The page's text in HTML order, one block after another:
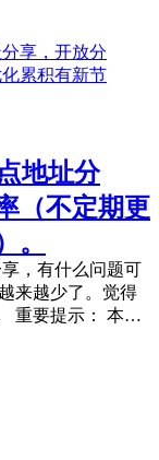
地址分
（不定期更
。
，有什么问题可
来越少了。觉得
重要提示： 本站
多。 为防止失
备用站点。 常
络环境（本地连